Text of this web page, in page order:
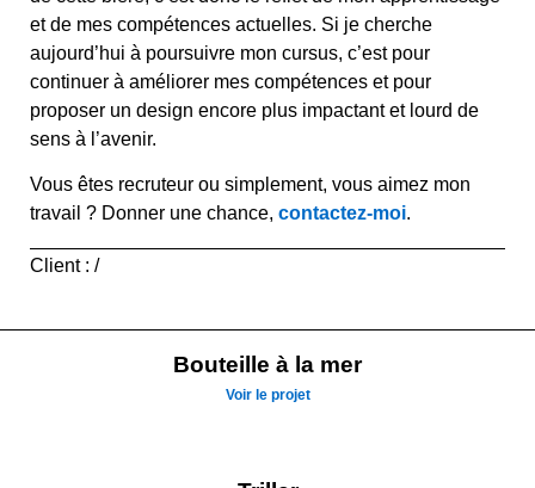
et de mes compétences actuelles. Si je cherche
aujourd’hui à poursuivre mon cursus, c’est pour
continuer à améliorer mes compétences et pour
proposer un design encore plus impactant et lourd de
sens à l’avenir.
Vous êtes recruteur ou simplement, vous aimez mon
travail ? Donner une chance, contactez-moi.
Client : /
Bouteille à la mer
Voir le projet